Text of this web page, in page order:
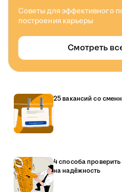
Советы для эффективного
построения карьеры
Смотреть
25 вакансий со
4 способа
на надёжность